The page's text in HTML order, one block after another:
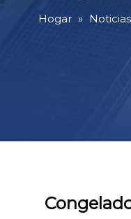
Hogar » Noticias